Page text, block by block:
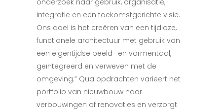
onderzoek naar gebruik, organisatie,
integratie en een toekomstgerichte visie.
Ons doel is het creëren van een tijdloze,
functionele architectuur met gebruik van
een eigentijdse beeld- en vormentaal,
geïntegreerd en verweven met de
omgeving.” Qua opdrachten varieert het
portfolio van nieuwbouw naar
verbouwingen of renovaties en verzorgt